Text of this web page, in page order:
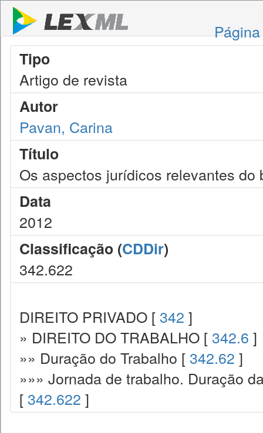
Tipo
Artigo de revista
Autor
Pavan, Carina
Título
Os aspectos jurídicos relevantes do
Data
2012
Classificação (CDDir)
342.622
DIREITO PRIVADO [ 342 ]
» DIREITO DO TRABALHO [ 342.6 ]
»» Duração do Trabalho [ 342.62 ]
»»» Jornada de trabalho. Duração
[ 342.622 ]